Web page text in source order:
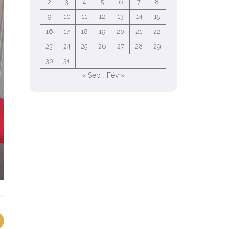
2 3 4 5 6 7
8
9
10 11 12 13 14
15
16
17 18 19 20 21
22
23
24 25 26 27 28
29
30
31
« Sep Fév »